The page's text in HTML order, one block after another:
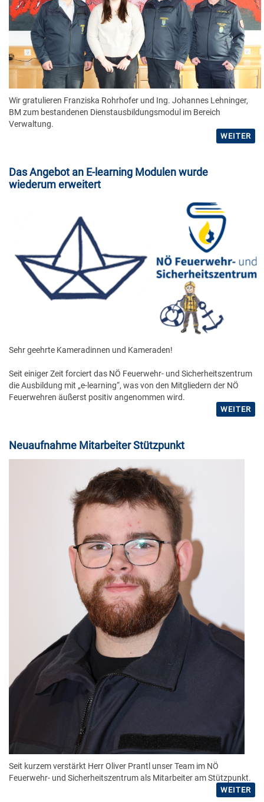
Wir gratulieren Franziska Rohrhofer und Ing. Johannes Lehninger,
BM zum bestandenen Dienstausbildungsmodul im Bereich
Verwaltung.
WEITER
Das Angebot an E-learning Modulen wurde
wiederum erweitert
Sehr geehrte Kameradinnen und Kameraden!
Seit einiger Zeit forciert das NÖ Feuerwehr- und Sicherheitszentrum
die Ausbildung mit „e-learning“, was von den Mitgliedern der NÖ
Feuerwehren äußerst positiv angenommen wird.
WEITER
Neuaufnahme Mitarbeiter Stützpunkt
Seit kurzem verstärkt Herr Oliver Prantl unser Team im NÖ
Feuerwehr- und Sicherheitszentrum als Mitarbeiter am Stützpunkt.
WEITER